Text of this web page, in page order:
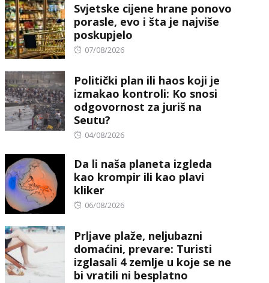
Svjetske cijene hrane ponovo
porasle, evo i šta je najviše
poskupjelo
Posted
07/08/2026
Politički plan ili haos koji je
izmakao kontroli: Ko snosi
odgovornost za juriš na
Seutu?
Posted
04/08/2026
Da li naša planeta izgleda
kao krompir ili kao plavi
kliker
Posted
06/08/2026
Prljave plaže, neljubazni
domaćini, prevare: Turisti
izglasali 4 zemlje u koje se ne
bi vratili ni besplatno